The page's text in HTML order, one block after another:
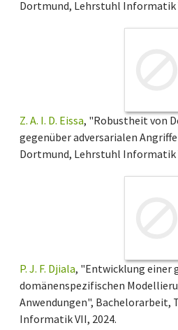
Dortmund, Lehrstuhl Informatik
Z. A. I. D. Eissa, "Robustheit von
gegenüber adversarialen
Dortmund, Lehrstuhl Informatik
P. J. F. Djiala, "Entwicklung einer
domänenspezifischen
Anwendungen", Bachelorarbeit,
Informatik VII, 2024.